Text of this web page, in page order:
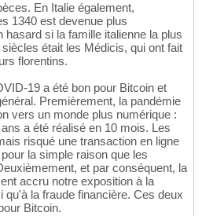
En Italie également,
1340 est devenue plus
si la famille italienne la plus
était les Médicis, qui ont fait
florentins.
19 a été bon pour Bitcoin et
Premièrement, la pandémie
vers un monde plus numérique :
a été réalisé en 10 mois. Les
risqué une transaction en ligne
la simple raison que les
et par conséquent, la
accru notre exposition à la
qu'à la fraude financière. Ces deux
Bitcoin.